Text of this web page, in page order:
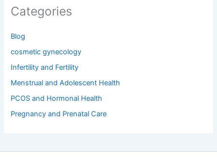
Categories
Blog
cosmetic gynecology
Infertility and Fertility
Menstrual and Adolescent Health
PCOS and Hormonal Health
Pregnancy and Prenatal Care